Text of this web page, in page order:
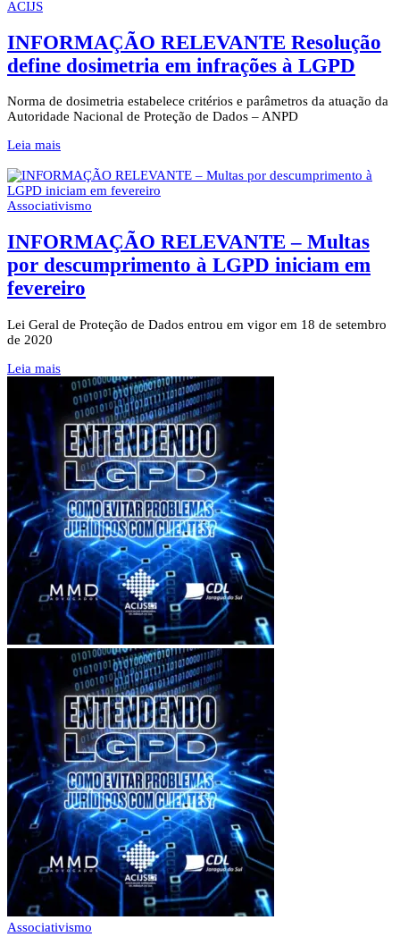
ACIJS
INFORMAÇÃO RELEVANTE Resolução
define dosimetria em infrações à LGPD
Norma de dosimetria estabelece critérios e parâmetros da atuação da
Autoridade Nacional de Proteção de Dados – ANPD
Leia mais
Associativismo
INFORMAÇÃO RELEVANTE – Multas
por descumprimento à LGPD iniciam em
fevereiro
Lei Geral de Proteção de Dados entrou em vigor em 18 de setembro
de 2020
Leia mais
Associativismo